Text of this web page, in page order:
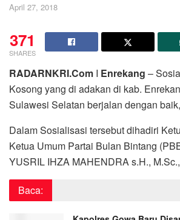
April 27, 2018
371
SHARES
RADARNKRI.Com I Enrekang –
Kosong yang di adakan di kab.
Sulawesi Selatan berjalan dengan
Dalam Sosialisasi tersebut dihadiri
Ketua Umum Partai Bulan Bintang
YUSRIL IHZA MAHENDRA s.H., M.Sc.,
Baca: